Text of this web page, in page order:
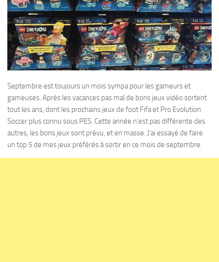
Septembre est toujours un mois sympa pour les gameurs et
gameuses. Après les vacances pas mal de bons jeux vidéo sortent
tout les ans, dont les prochains jeux de foot Fifa et Pro Evolution
Soccer plus connu sous PES. Cette année n’est pas différente des
autres, les bons jeux sont prévu, et en masse. J’ai essayé de faire
un top 5 de mes jeux préférés à sortir en ce mois de septembre.